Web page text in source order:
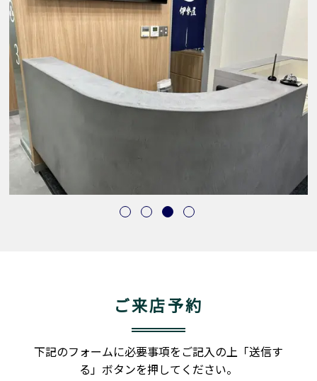
ご来店予約
下記のフォームに必要事項をご記入の上「送信す
る」ボタンを押してください。